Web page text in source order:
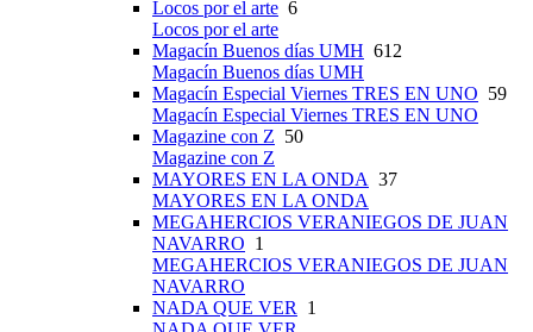
Locos por el arte 6
Locos por el arte
Magacín Buenos días UMH 612
Magacín Buenos días UMH
Magacín Especial Viernes TRES EN UNO 59
Magacín Especial Viernes TRES EN UNO
Magazine con Z 50
Magazine con Z
MAYORES EN LA ONDA 37
MAYORES EN LA ONDA
MEGAHERCIOS VERANIEGOS DE JUAN
NAVARRO 1
MEGAHERCIOS VERANIEGOS DE JUAN
NAVARRO
NADA QUE VER 1